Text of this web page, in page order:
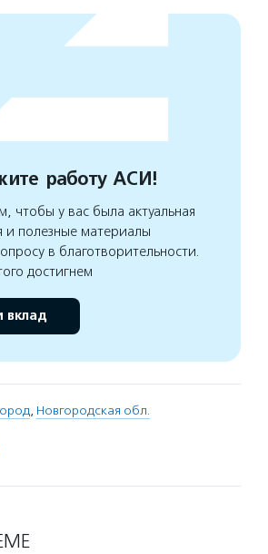
работу АСИ!
чтобы у вас была актуальная
полезные материалы
в благотворительности.
достигнем
вклад
, Новгородская обл.